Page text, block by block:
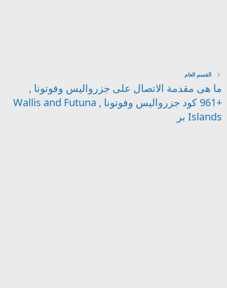
القسم العام
ما هى مقدمة الاتصال على جزرواليس وفوتونا ,
+961 كود جزرواليس وفوتونا , Wallis and Futuna
Islands بر